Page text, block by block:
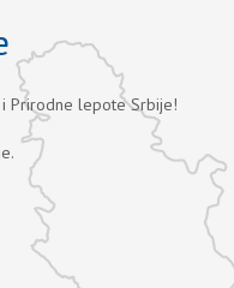
i Prirodne lepote Srbije!